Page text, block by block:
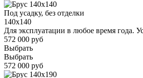
Под усадку, без отделки
140x140
Для эксплуатации в любое время года.
572 000 руб
Выбрать
Выбрать
572 000 руб